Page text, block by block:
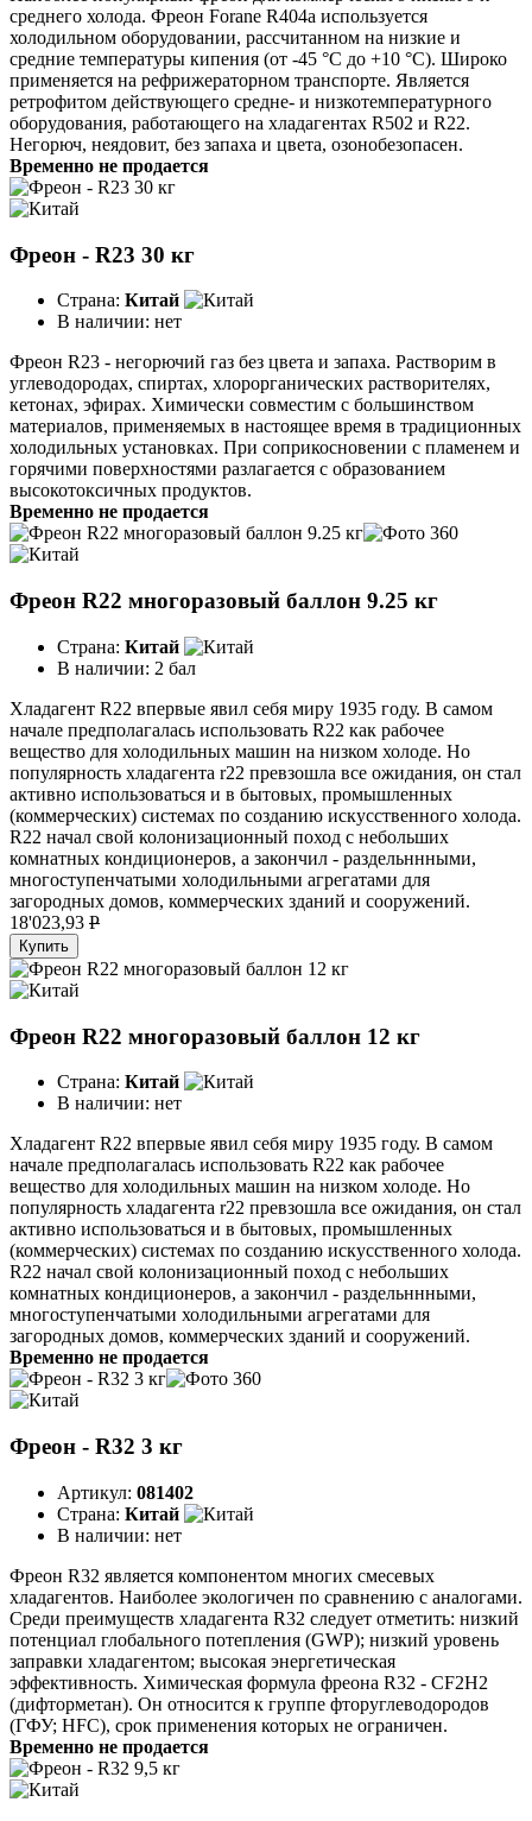
среднего холода. Фреон Forane R404a используется
холодильном оборудовании, рассчитанном на низкие и
средние температуры кипения (от -45 °C до +10 °C). Широко
применяется на рефрижераторном транспорте. Является
ретрофитом действующего средне- и низкотемпературного
оборудования, работающего на хладагентах R502 и R22.
Негорюч, неядовит, без запаха и цвета, озонобезопасен.
Временно не продается
Фреон - R23 30 кг
Страна: Китай
В наличии: нет
Фреон R23 - негорючий газ без цвета и запаха. Растворим в
углеводородах, спиртах, хлорорганических растворителях,
кетонах, эфирах. Химически совместим с большинством
материалов, применяемых в настоящее время в традиционных
холодильных установках. При соприкосновении с пламенем и
горячими поверхностями разлагается с образованием
высокотоксичных продуктов.
Временно не продается
Фреон R22 многоразовый баллон 9.25 кг
Страна: Китай
В наличии: 2 бал
Хладагент R22 впервые явил себя миру 1935 году. В самом
начале предполагалась использовать R22 как рабочее
вещество для холодильных машин на низком холоде. Но
популярность хладагента r22 превзошла все ожидания, он стал
активно использоваться и в бытовых, промышленных
(коммерческих) системах по созданию искусственного холода.
R22 начал свой колонизационный поход с небольших
комнатных кондиционеров, а закончил - раздельннными,
многоступенчатыми холодильными агрегатами для
загородных домов, коммерческих зданий и сооружений.
18'023,93 P
Купить
Фреон R22 многоразовый баллон 12 кг
Страна: Китай
В наличии: нет
Хладагент R22 впервые явил себя миру 1935 году. В самом
начале предполагалась использовать R22 как рабочее
вещество для холодильных машин на низком холоде. Но
популярность хладагента r22 превзошла все ожидания, он стал
активно использоваться и в бытовых, промышленных
(коммерческих) системах по созданию искусственного холода.
R22 начал свой колонизационный поход с небольших
комнатных кондиционеров, а закончил - раздельннными,
многоступенчатыми холодильными агрегатами для
загородных домов, коммерческих зданий и сооружений.
Временно не продается
Фреон - R32 3 кг
Артикул: 081402
Страна: Китай
В наличии: нет
Фреон R32 является компонентом многих смесевых
хладагентов. Наиболее экологичен по сравнению с аналогами.
Среди преимуществ хладагента R32 следует отметить: низкий
потенциал глобального потепления (GWP); низкий уровень
заправки хладагентом; высокая энергетическая
эффективность. Химическая формула фреона R32 - CF2H2
(дифторметан). Он относится к группе фторуглеводородов
(ГФУ; HFC), срок применения которых не ограничен.
Временно не продается